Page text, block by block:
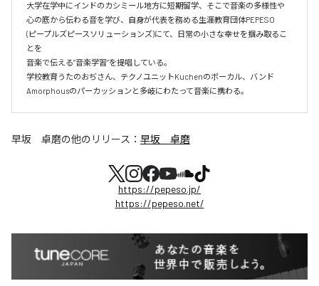
大学在学中にインドのカシミール地方に短期留学、そこで音楽の多様性や
心の底から伝わる音を学び、自身が代表を務める生涯教育団体PEPESO
(ピープルズピースソリューションズ)にて、日常の小さな幸せを掴み取るこ
とを
音楽で伝える”音楽学習”を提唱している。
学校教育うたのおぢさん、テクノユニットKuchenのボーカル、バンド
Amorphousのパーカッションと多岐にわたって音楽に携わる。
早坂 卓磨の他のリリース： 早坂 卓磨
https://pepeso.jp/
https://pepeso.net/